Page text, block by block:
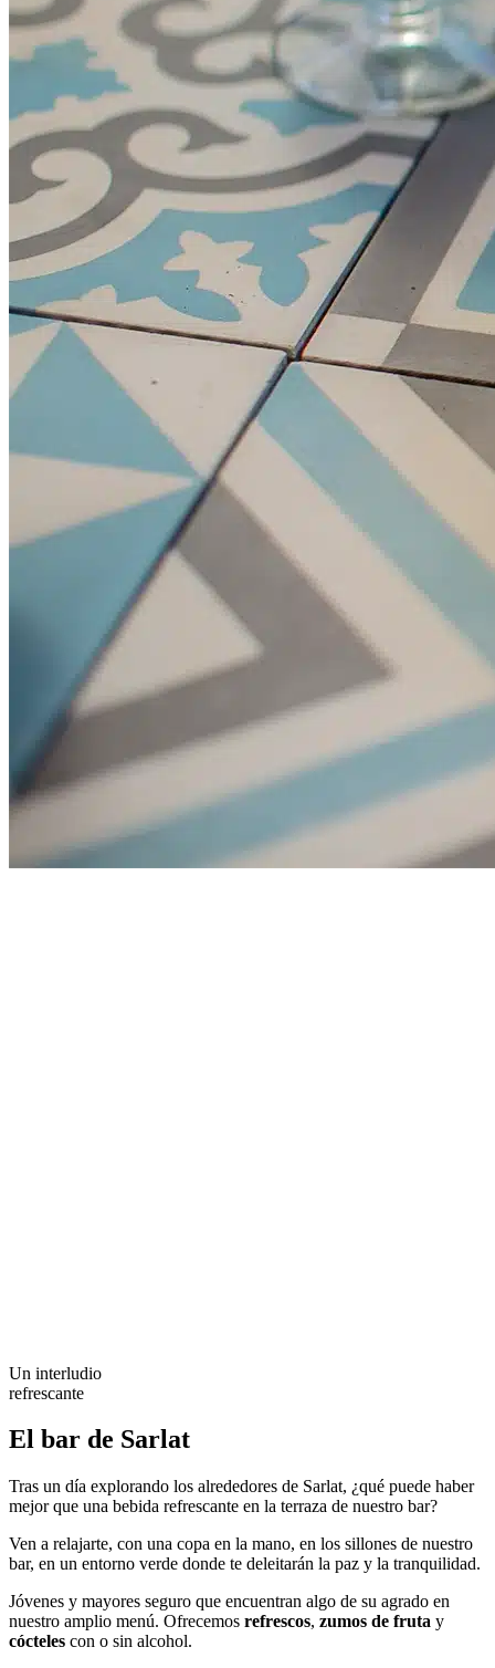
Un interludio
refrescante
El bar de Sarlat
Tras un día explorando los alrededores de Sarlat, ¿qué puede haber
mejor que una bebida refrescante en la terraza de nuestro bar?
Ven a relajarte, con una copa en la mano, en los sillones de nuestro
bar, en un entorno verde donde te deleitarán la paz y la tranquilidad.
Jóvenes y mayores seguro que encuentran algo de su agrado en
nuestro amplio menú. Ofrecemos refrescos, zumos de fruta y
cócteles con o sin alcohol.